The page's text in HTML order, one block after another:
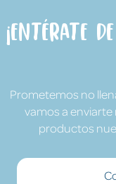
¡Entérate
Prometemos no
vamos a enviarte
productos